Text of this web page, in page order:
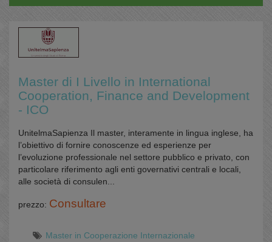
Master di I Livello in International
Cooperation, Finance and Development
- ICO
UnitelmaSapienza Il master, interamente in lingua inglese, ha
l’obiettivo di fornire conoscenze ed esperienze per
l’evoluzione professionale nel settore pubblico e privato, con
particolare riferimento agli enti governativi centrali e locali,
alle società di consulen...
prezzo: Consultare
Master in Cooperazione Internazionale